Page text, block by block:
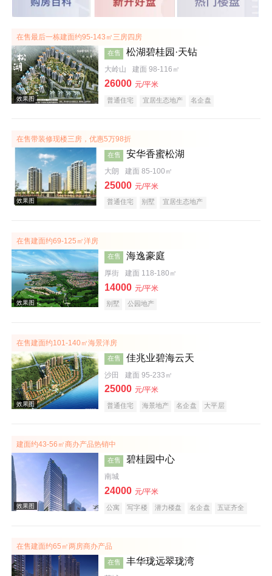
在售最后一栋建面约95-143㎡三房四房
效果图
在售 松湖碧桂园·天钻
大岭山 建面 98-116㎡
26000 元/平米
普通住宅 宜居生态地产 名企盘
在售带装修现楼三房，优惠5万98折
效果图
在售 安华香蜜松湖
大朗 建面 85-100㎡
25000 元/平米
普通住宅 别墅 宜居生态地产
在售建面约69-125㎡洋房
在售 海逸豪庭
厚街 建面 118-180㎡
14000 元/平米
别墅 公园地产
在售建面约101-140㎡海景洋房
在售 佳兆业碧海云天
沙田 建面 95-233㎡
25000 元/平米
普通住宅 海景地产 名企盘 大平层
建面约43-56㎡商办产品热销中
在售 碧桂园中心
南城
24000 元/平米
公寓 写字楼 潜力楼盘 名企盘 五证齐全
在售建面约65㎡两房商办产品
在售 丰华珑远翠珑湾